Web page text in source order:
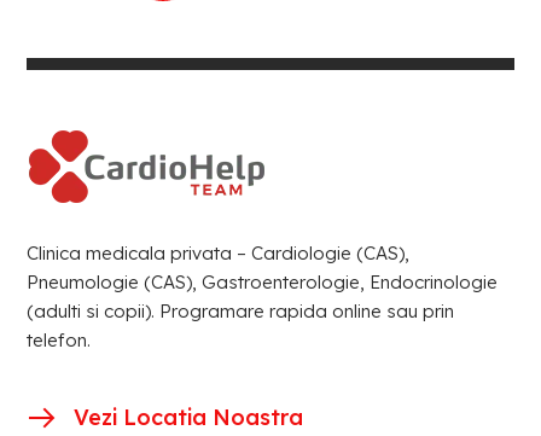
Clinica medicala privata – Cardiologie (CAS),
Pneumologie (CAS), Gastroenterologie, Endocrinologie
(adulti si copii). Programare rapida online sau prin
telefon.
Vezi Locatia Noastra